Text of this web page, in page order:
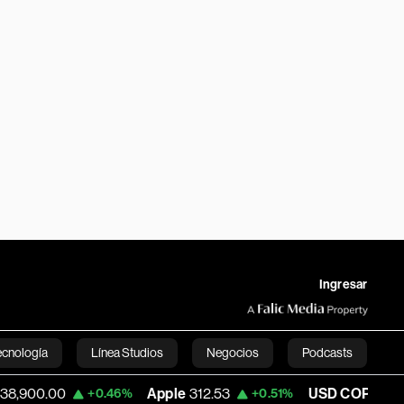
Ingresar
Línea Studios Negocios Podcasts
English
+0.46% Apple 312.53 +0.51% USD COP 3,159.39 -0.52%